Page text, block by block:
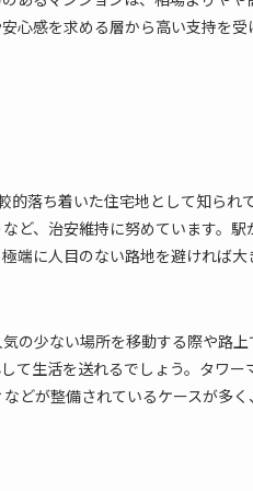
感を求める層から高い支持を受
落ち着いた住宅地として知られ
ど、治安維持に努めています。
端に人目のない路地を避ければ
の少ない場所を移動する際や路
て生活を送れるでしょう。タワ
どが整備されているケースが多